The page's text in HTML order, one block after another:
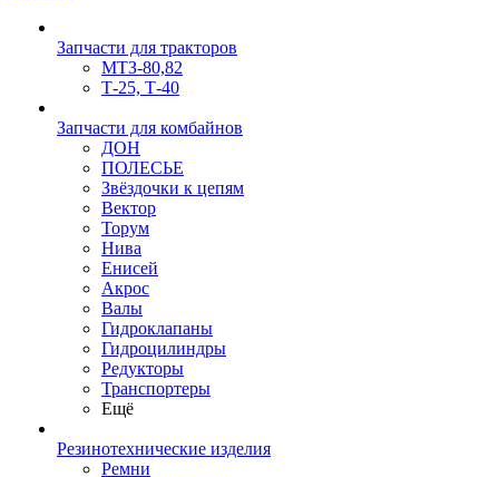
Запчасти для тракторов
МТЗ-80,82
Т-25, Т-40
Запчасти для комбайнов
ДОН
ПОЛЕСЬЕ
Звёздочки к цепям
Вектор
Торум
Нива
Енисей
Акрос
Валы
Гидроклапаны
Гидроцилиндры
Редукторы
Транспортеры
Ещё
Резинотехнические изделия
Ремни